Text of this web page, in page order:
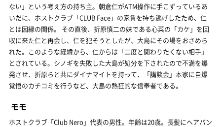
ない」という考え方の持ち主。朝倉仁がATM操作に手こずっているあ
いだに、ホストクラブ「CLUB Face」の家賃を持ち逃げしたため、仁
とは因縁の関係。 その直後、折原慎二の妹である心菜の「カケ」を回
収に来た仁と再会し、仁を犯そうとしたが、大島にその場をおさめら
れた。このような経緯から、仁からは「二度と関わりたくない相手」
とされている。シノギを失敗した大島が処分を下されたので不満を爆
発させ、折原らと共にダイナマイトを持って、「講談会」本家に自爆
覚悟のカチコミを行うなど、大島の熱狂的な信奉者である。
モモ
ホストクラブ「Club Nero」代表の男性。年齢は20歳。長髪にヘアバン